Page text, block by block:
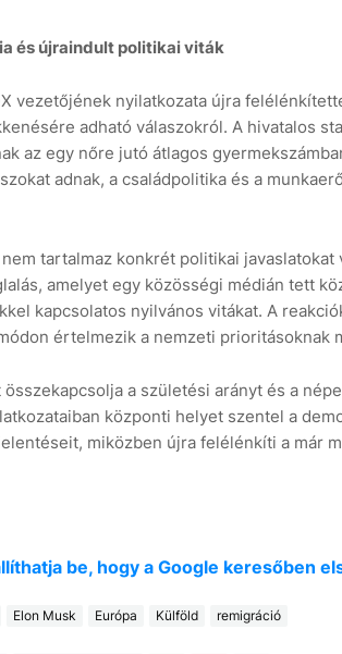
és újraindult politikai viták
vezetőjének nyilatkozata újra
adható válaszokról. A hivatalos
az egy nőre jutó átlagos
adnak, a családpolitika és a
tartalmaz konkrét politikai
amelyet egy közösségi médián tett
kapcsolatos nyilvános vitákat. A
értelmezik a nemzeti prioritásoknak
a születési arányt és a
központi helyet szentel a
miközben újra felélénkíti a már
be, hogy a Google keresőben
Elon Musk Európa Külföld remigráció